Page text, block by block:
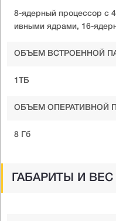
8-ядерный процессор с
ивными ядрами, 16-
ОБЪЕМ ВСТРОЕННОЙ
1ТБ
ОБЪЕМ ОПЕРАТИВНОЙ
8 Гб
ГАБАРИТЫ И ВЕС